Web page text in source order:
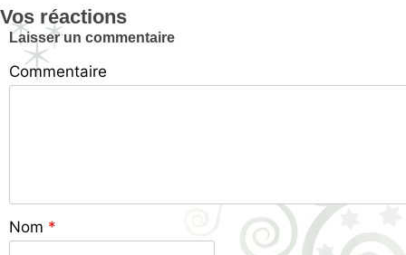
Vos réactions
Laisser un commentaire
Commentaire
Nom *